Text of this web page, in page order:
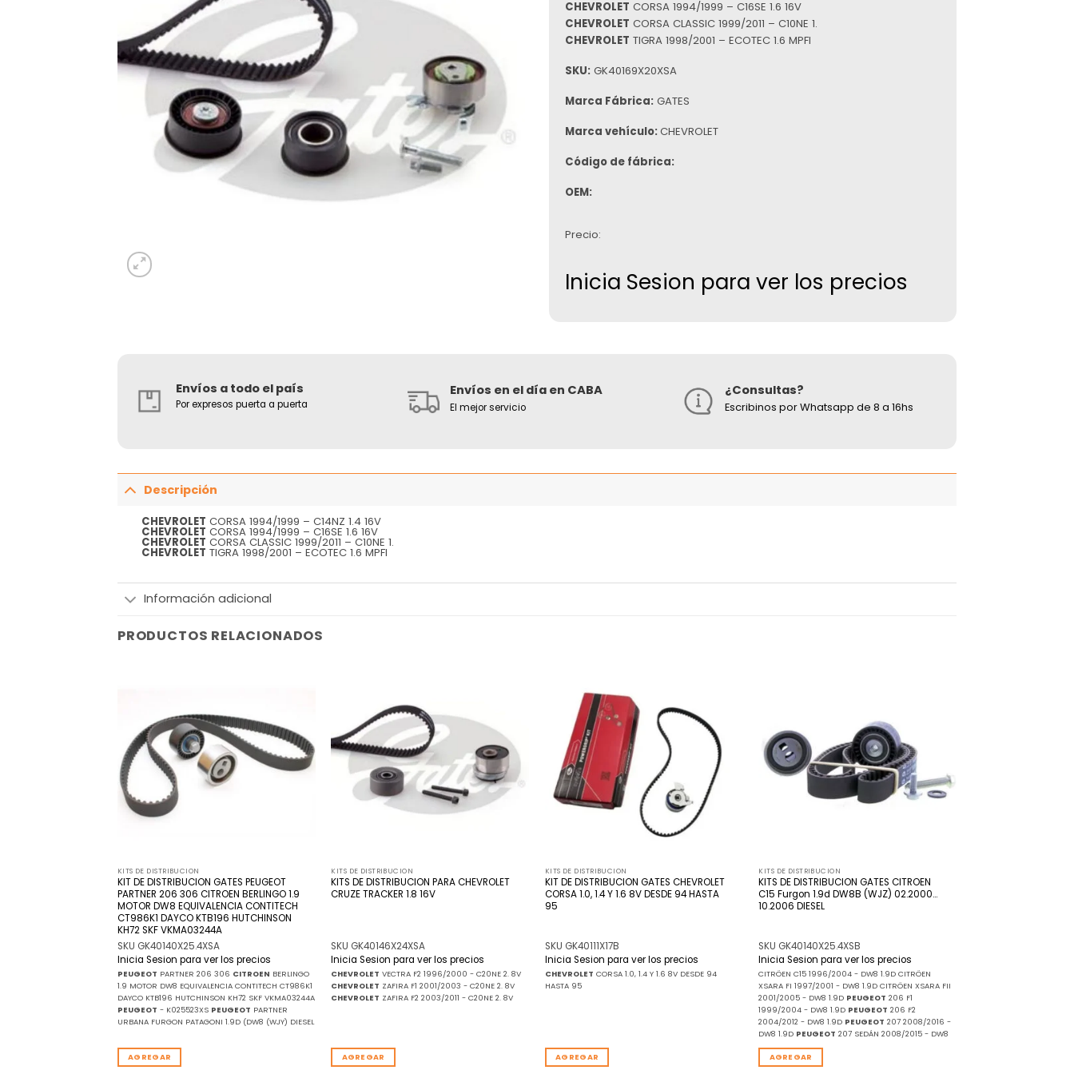
CHEVROLET CORSA 1994/1999 – C16SE 1.6 16V
CHEVROLET CORSA CLASSIC 1999/2011 – C10NE 1.
CHEVROLET TIGRA 1998/2001 – ECOTEC 1.6 MPFI
SKU: GK40169X20XSA
Marca Fábrica: GATES
Marca vehículo: CHEVROLET
Código de fábrica:
OEM:
Precio:
Inicia Sesion para ver los precios
Envíos a todo el país
Por expresos puerta a puerta
Envíos en el día en CABA
El mejor servicio
¿Consultas?
Escribinos por Whatsapp de 8 a 16hs
Descripción
CHEVROLET CORSA 1994/1999 – C14NZ 1.4 16V
CHEVROLET CORSA 1994/1999 – C16SE 1.6 16V
CHEVROLET CORSA CLASSIC 1999/2011 – C10NE 1.
CHEVROLET TIGRA 1998/2001 – ECOTEC 1.6 MPFI
Información adicional
PRODUCTOS RELACIONADOS
de
deseos
KITS DE DISTRIBUCION
KIT DE DISTRIBUCION GATES PEUGEOT
PARTNER 206 306 CITROEN BERLINGO 1.9
MOTOR DW8 EQUIVALENCIA CONTITECH
CT986K1 DAYCO KTB196 HUTCHINSON
KH72 SKF VKMA03244A
SKU GK40140X25.4XSA
Inicia Sesion para ver los precios
PEUGEOT PARTNER 206 306 CITROEN BERLINGO
1.9 MOTOR DW8 EQUIVALENCIA CONTITECH CT986K1
DAYCO KTB196 HUTCHINSON KH72 SKF VKMA03244A
PEUGEOT - K025523XS PEUGEOT PARTNER
URBANA FURGON PATAGONI 1.9D (DW8 (WJY) DIESEL
AGREGAR
deseos
KITS DE DISTRIBUCION
KITS DE DISTRIBUCION PARA CHEVROLET
CRUZE TRACKER 1.8 16V
SKU GK40146X24XSA
Inicia Sesion para ver los precios
CHEVROLET VECTRA F2 1996/2000 - C20NE 2. 8V
CHEVROLET ZAFIRA F1 2001/2003 - C20NE 2. 8V
CHEVROLET ZAFIRA F2 2003/2011 - C20NE 2. 8V
AGREGAR
de
deseos
KITS DE DISTRIBUCION
KIT DE DISTRIBUCION GATES CHEVROLET
CORSA 1.0, 1.4 Y 1.6 8V DESDE 94 HASTA
95
SKU GK40111X17B
Inicia Sesion para ver los precios
CHEVROLET CORSA 1.0, 1.4 Y 1.6 8V DESDE 94
HASTA 95
AGREGAR
KITS DE DISTRIBUCION
KITS DE DISTRIBUCION GATES CITROEN
C15 Furgon 1.9d DW8B (WJZ) 02.2000…
10.2006 DIESEL
SKU GK40140X25.4XSB
Inicia Sesion para ver los precios
CITRÖEN C15 1996/2004 - DW8 1.9D CITRÖEN
XSARA FI 1997/2001 - DW8 1.9D CITRÖEN XSARA FII
2001/2005 - DW8 1.9D PEUGEOT 206 F1
1999/2004 - DW8 1.9D PEUGEOT 206 F2
2004/2012 - DW8 1.9D PEUGEOT 207 2008/2016 -
DW8 1.9D PEUGEOT 207 SEDÁN 2008/2015 - DW8
AGREGAR